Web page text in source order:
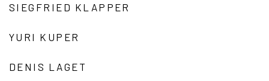
SIEGFRIED KLAPPER
YURI KUPER
DENIS LAGET